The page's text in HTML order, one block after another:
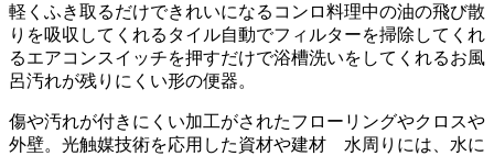
軽くふき取るだけできれいになるコンロ料理中の油の飛び散
りを吸収してくれるタイル自動でフィルターを掃除してくれ
るエアコンスイッチを押すだけで浴槽洗いをしてくれるお風
呂汚れが残りにくい形の便器。
傷や汚れが付きにくい加工がされたフローリングやクロスや
外壁。光触媒技術を応用した資材や建材 水周りには、水に